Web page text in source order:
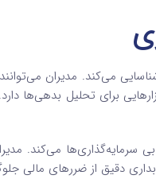
می‌کند. مدیران
برای تحلیل بدهی‌ها دارد.
می‌کند.
دقیق از ضررهای مالی